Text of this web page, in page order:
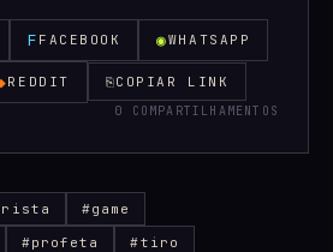
F FACEBOOK ◉WHATSAPP
REDDIT ⎘COPIAR LINK
0 COMPARTILHAMENTOS
#game
#profeta #tiro